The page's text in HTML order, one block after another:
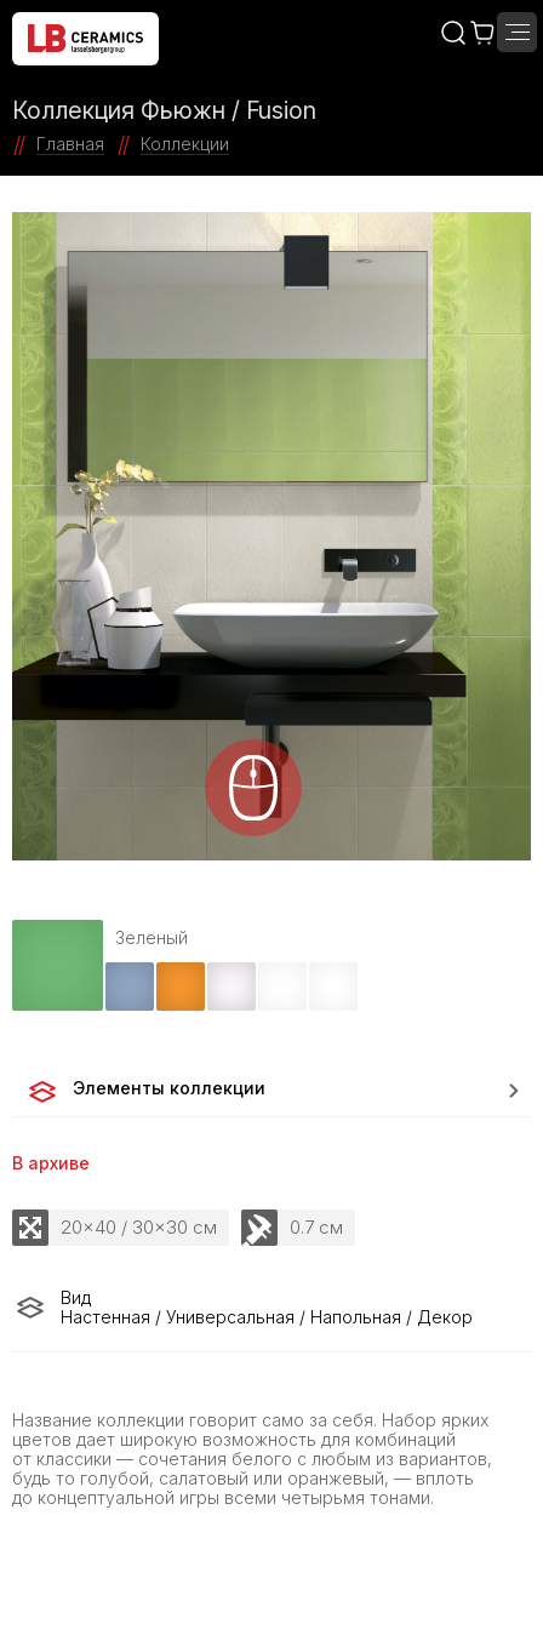
Коллекция Фьюжн / Fusion
Главная Коллекции
Название коллекции говорит само за себя. Набор ярких
цветов дает широкую возможность для комбинаций
от классики — сочетания белого с любым из вариантов,
будь то голубой, салатовый или оранжевый, — вплоть
до концептуальной игры всеми четырьмя тонами.
Зеленый
Элементы коллекции
В архиве
20x40 / 30x30 см 0.7 см
Вид
Настенная / Универсальная / Напольная / Декор